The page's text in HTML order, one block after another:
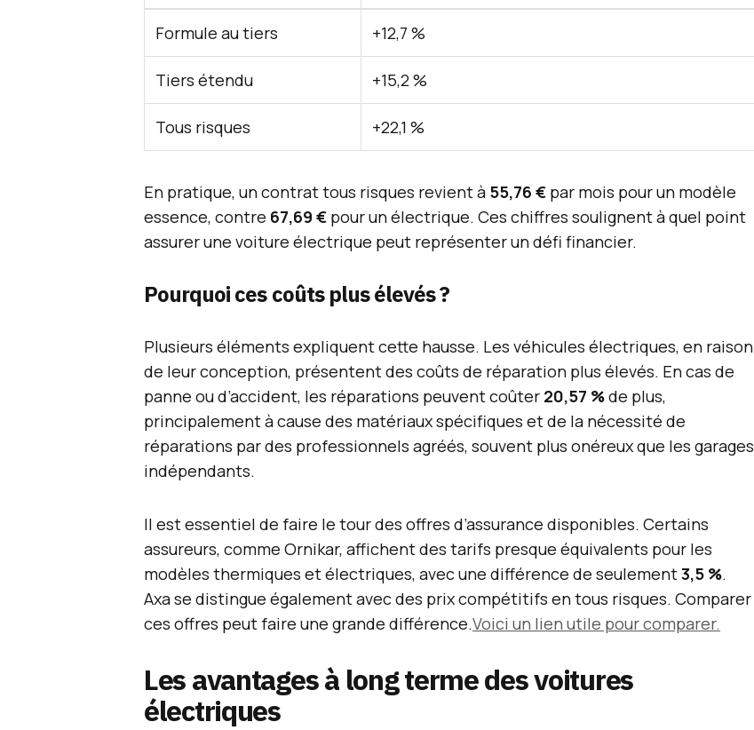
Formule au tiers +12,7 %
Tiers étendu +15,2 %
Tous risques +22,1 %
En pratique, un contrat tous risques revient à 55,76 € par mois pour un modèle
essence, contre 67,69 € pour un électrique. Ces chiffres soulignent à quel point
assurer une voiture électrique peut représenter un défi financier.
Pourquoi ces coûts plus élevés ?
Plusieurs éléments expliquent cette hausse. Les véhicules électriques, en raison
de leur conception, présentent des coûts de réparation plus élevés. En cas de
panne ou d’accident, les réparations peuvent coûter 20,57 %de plus,
principalement à cause des matériaux spécifiques et de la nécessité de
réparations par des professionnels agréés, souvent plus onéreux que les garages
indépendants.
Il est essentiel de faire le tour des offres d’assurance disponibles. Certains
assureurs, comme Ornikar, affichent des tarifs presque équivalents pour les
modèles thermiques et électriques, avec une différence de seulement3,5 %.
Axa se distingue également avec des prix compétitifs en tous risques. Comparer
ces offres peut faire une grande différence.Voici un lien utile pour comparer.
Les avantages à long terme des voitures
électriques